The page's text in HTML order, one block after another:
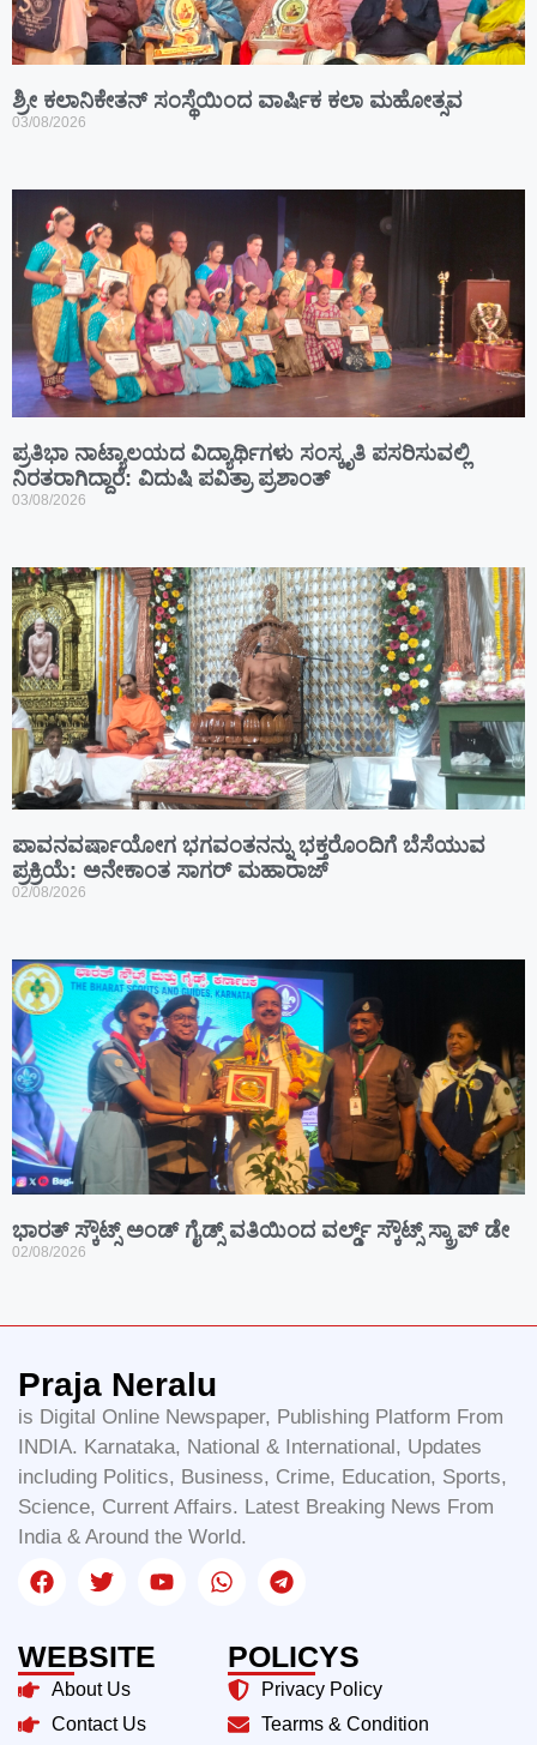
ಶ್ರೀ ಕಲಾನಿಕೇತನ್ ಸಂಸ್ಥೆಯಿಂದ ವಾರ್ಷಿಕ ಕಲಾ ಮಹೋತ್ಸವ
03/08/2026
ಪ್ರತಿಭಾ ನಾಟ್ಯಾಲಯದ ವಿದ್ಯಾರ್ಥಿಗಳು ಸಂಸ್ಕೃತಿ ಪಸರಿಸುವಲ್ಲಿ
ನಿರತರಾಗಿದ್ದಾರೆ: ವಿದುಷಿ ಪವಿತ್ರಾ ಪ್ರಶಾಂತ್
03/08/2026
ಪಾವನವರ್ಷಾಯೋಗ ಭಗವಂತನನ್ನು ಭಕ್ತರೊಂದಿಗೆ ಬೆಸೆಯುವ
ಪ್ರಕ್ರಿಯೆ: ಅನೇಕಾಂತ ಸಾಗರ್ ಮಹಾರಾಜ್
02/08/2026
ಭಾರತ್ ಸ್ಕೌಟ್ಸ್ ಅಂಡ್ ಗೈಡ್ಸ್ ವತಿಯಿಂದ ವರ್ಲ್ಡ್ ಸ್ಕೌಟ್ಸ್ ಸ್ಕ್ರಾಪ್ ಡೇ
02/08/2026
Praja Neralu
is Digital Online Newspaper, Publishing Platform From
INDIA. Karnataka, National & International, Updates
including Politics, Business, Crime, Education, Sports,
Science, Current Affairs. Latest Breaking News From
India & Around the World.
WEBSITE
About Us
Contact Us
POLICYS
Privacy Policy
Tearms & Condition